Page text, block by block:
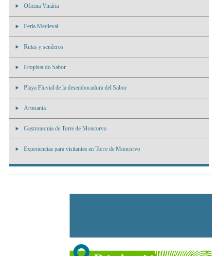
Oficina Vinária
Feria Medieval
Rutas y senderos
Ecopista do Sabor
Playa Fluvial de la desembocadura del Sabor
Artesanía
Gastronomia de Torre de Moncorvo
Experiencias para visitantes en Torre de Moncorvo